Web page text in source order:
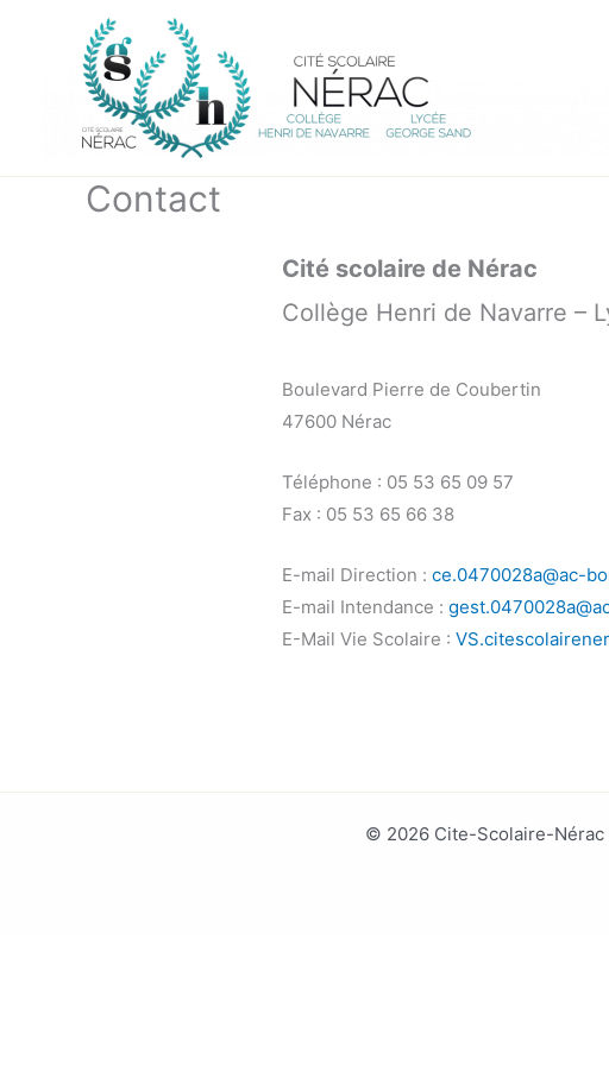
Contact
Cité scolaire de Nérac
Collège Henri de Navarre –
Boulevard Pierre de Coubertin
47600 Nérac
Téléphone : 05 53 65 09 57
Fax : 05 53 65 66 38
E-mail Direction : ce.0470028a@ac-
E-mail Intendance :
E-Mail Vie Scolaire :
© 2026 Cite-Scolaire-Nérac